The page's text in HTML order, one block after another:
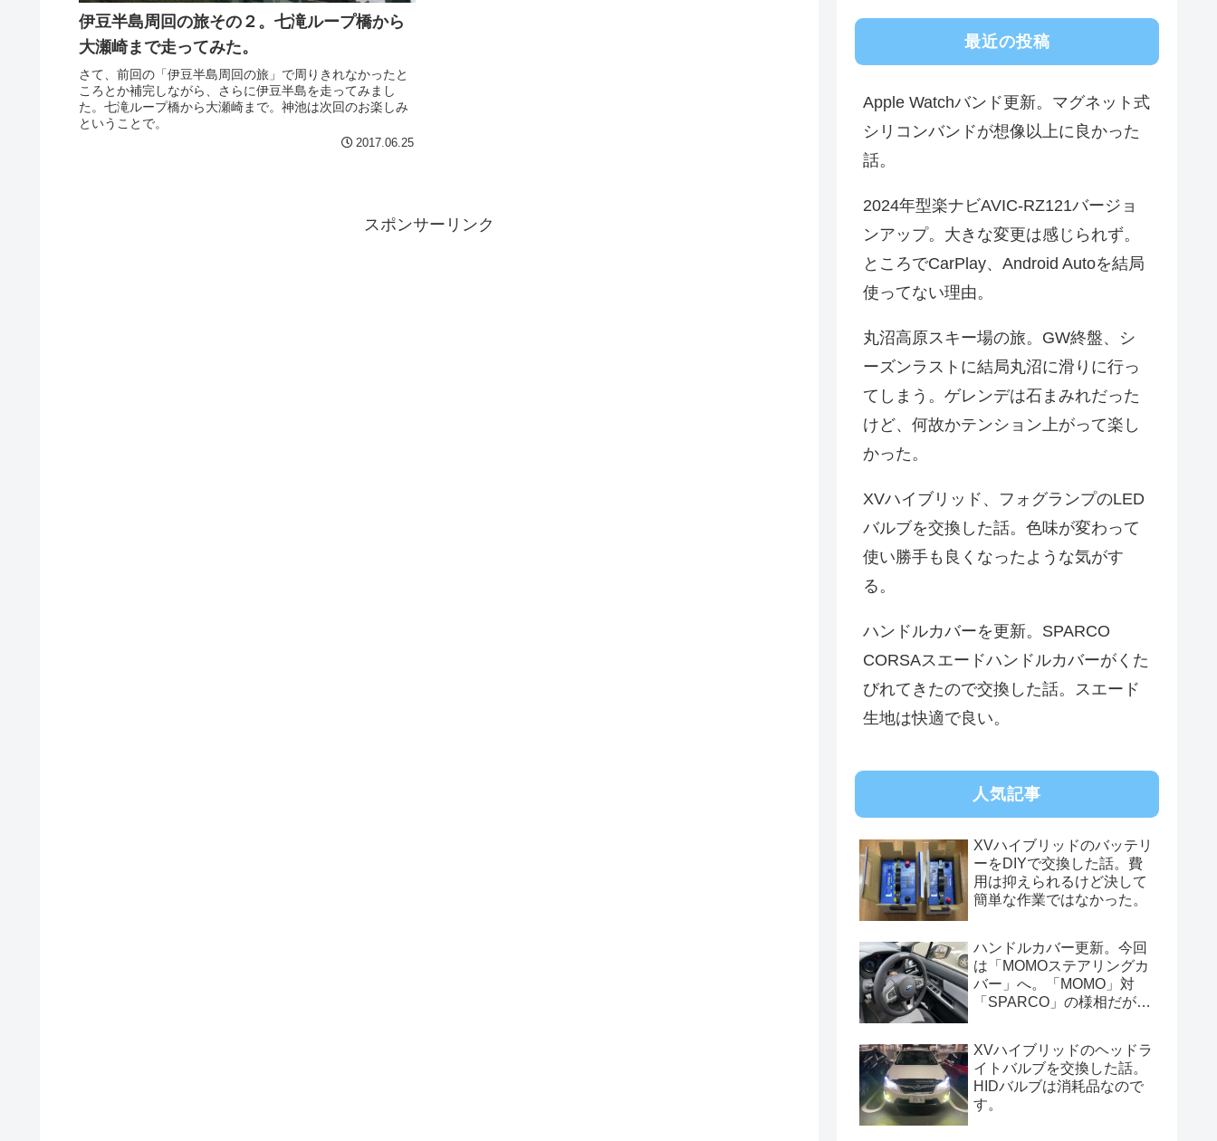
伊豆半島周回の旅その２。七滝ループ橋から
大瀬崎まで走ってみた。
さて、前回の「伊豆半島周回の旅」で周りきれなかったと
ころとか補完しながら、さらに伊豆半島を走ってみまし
た。七滝ループ橋から大瀬崎まで。神池は次回のお楽しみ
ということで。
2017.06.25
スポンサーリンク
最近の投稿
Apple Watchバンド更新。マグネット式
シリコンバンドが想像以上に良かった
話。
2024年型楽ナビAVIC-RZ121バージョ
ンアップ。大きな変更は感じられず。
ところでCarPlay、Android Autoを結局
使ってない理由。
丸沼高原スキー場の旅。GW終盤、シ
ーズンラストに結局丸沼に滑りに行っ
てしまう。ゲレンデは石まみれだった
けど、何故かテンション上がって楽し
かった。
XVハイブリッド、フォグランプのLED
バルブを交換した話。色味が変わって
使い勝手も良くなったような気がす
る。
ハンドルカバーを更新。SPARCO
CORSAスエードハンドルカバーがくた
びれてきたので交換した話。スエード
生地は快適で良い。
人気記事
XVハイブリッドのバッテリ
ーをDIYで交換した話。費
用は抑えられるけど決して
簡単な作業ではなかった。
ハンドルカバー更新。今回
は「MOMOステアリングカ
バー」へ。「MOMO」対
「SPARCO」の様相だが、
XVハイブリッドのヘッドラ
イトバルブを交換した話。
HIDバルブは消耗品なので
す。